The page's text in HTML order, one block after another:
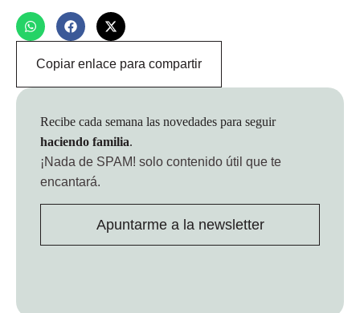
Copiar enlace para compartir
Recibe cada semana las novedades para seguir
haciendo familia.
¡Nada de SPAM! solo contenido útil que te
encantará.
Apuntarme a la newsletter